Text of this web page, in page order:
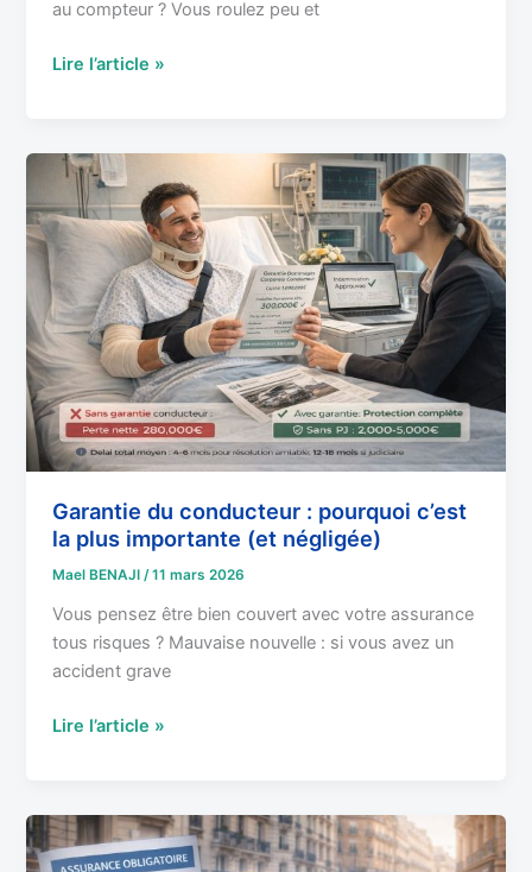
au compteur ? Vous roulez peu et
Lire l’article »
Garantie du conducteur : pourquoi c’est
la plus importante (et négligée)
Mael BENAJI/11 mars 2026
Vous pensez être bien couvert avec votre assurance
tous risques ? Mauvaise nouvelle : si vous avez un
accident grave
Garantie
conducteur
:
pourquoi
c’est
la
plus
importante
(et
négligée)
Lire l’article »
Voiture
sans